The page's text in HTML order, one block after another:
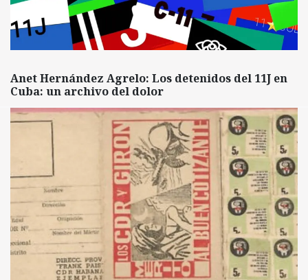
Anet Hernández Agrelo: Los detenidos del 11J en
Cuba: un archivo del dolor